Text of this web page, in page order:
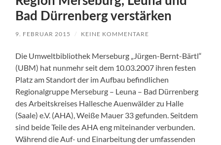
Bad Dürrenberg verstärken
9. FEBRUAR 2015 / KEINE KOMMENTARE
Die Umweltbibliothek Merseburg „Jürgen-Bernt-Bärtl“
(UBM) hat nunmehr seit dem 10.03.2007 ihren festen
Platz am Standort der im Aufbau befindlichen
Regionalgruppe Merseburg – Leuna – Bad Dürrenberg
des Arbeitskreises Hallesche Auenwälder zu Halle
(Saale) e.V. (AHA), Weiße Mauer 33 gefunden. Seitdem
sind beide Teile des AHA eng miteinander verbunden.
Während die Auf- und Einarbeitung der umfassenden